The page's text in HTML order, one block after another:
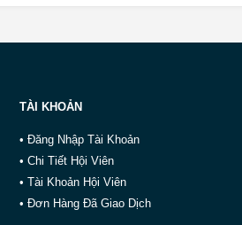
TÀI KHOẢN
• Đăng Nhập Tài Khoản
• Chi Tiết Hội Viên
• Tài Khoản Hội Viên
• Đơn Hàng Đã Giao Dịch